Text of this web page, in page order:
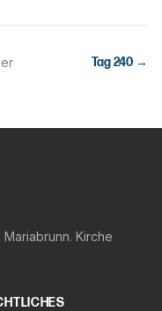
Tag240 →
Kirche